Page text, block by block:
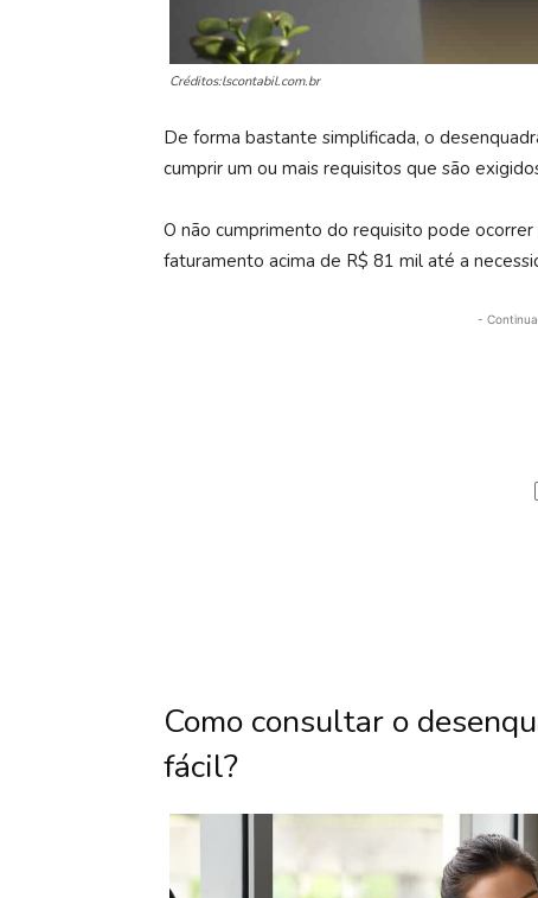
Créditos:lscontabil.com.br
De forma bastante simplificada, o
cumprir um ou mais requisitos que são
O não cumprimento do requisito pode
faturamento acima de R$ 81 mil até a
-
Como consultar o
fácil?